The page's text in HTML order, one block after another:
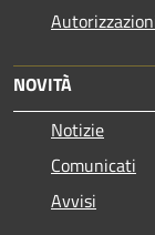
NOVITÀ
Notizie
Comunicati
Avvisi